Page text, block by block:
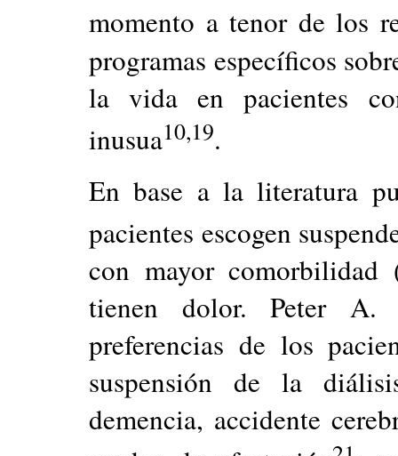
momento a tenor de los
programas específicos
la vida en pacientes
inusua10,19.
En base a la literatura
pacientes escogen
con mayor comorbilidad
tienen dolor. Peter A.
preferencias de los
suspensión de la
demencia, accidente